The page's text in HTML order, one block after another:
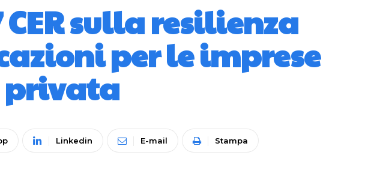
sulla resilienza
per le imprese
privata
Linkedin E-mail Stampa